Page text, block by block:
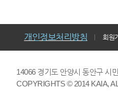
개인정보처리방침 회원
14066 경기도 안양시 동안구 시
COPYRIGHTS © 2014 KAIA,